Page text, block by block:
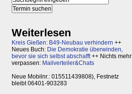
Weiterlesen
Kreis Gießen: B49-Neubau verhindern ++
Neues Buch: Die Demokratie überwinden,
bevor sie sich selbst abschafft++ Nichts mehr
verpassen: Mailverteiler&Chats
Neue Mobilnr.: 015511439808), Festnetz
bleibt 06401-903283